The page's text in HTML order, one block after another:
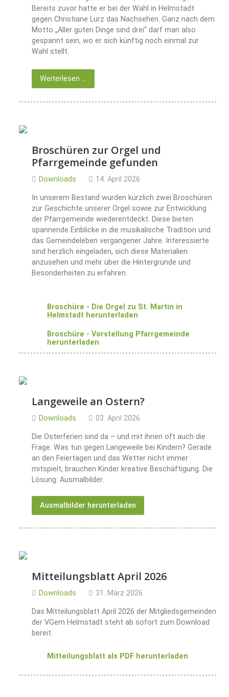
Bereits zuvor hatte er bei der Wahl in Helmstadt
gegen Christiane Lurz das Nachsehen. Ganz nach dem
Motto „Aller guten Dinge sind drei“ darf man also
gespannt sein, wo er sich künftig noch einmal zur
Wahl stellt.
Weiterlesen …
Broschüren zur Orgel und
Pfarrgemeinde gefunden
Downloads 14. April 2026
In unserem Bestand wurden kürzlich zwei Broschüren
zur Geschichte unserer Orgel sowie zur Entwicklung
der Pfarrgemeinde wiederentdeckt. Diese bieten
spannende Einblicke in die musikalische Tradition und
das Gemeindeleben vergangener Jahre. Interessierte
sind herzlich eingeladen, sich diese Materialien
anzusehen und mehr über die Hintergründe und
Besonderheiten zu erfahren.
Broschüre - Die Orgel zu St. Martin in
Helmstadt herunterladen
Broschüre - Vorstellung Pfarrgemeinde
herunterladen
Langeweile an Ostern?
Downloads 03. April 2026
Die Osterferien sind da – und mit ihnen oft auch die
Frage: Was tun gegen Langeweile bei Kindern? Gerade
an den Feiertagen und das Wetter nicht immer
mitspielt, brauchen Kinder kreative Beschäftigung. Die
Lösung: Ausmalbilder.
Ausmalbilder herunterladen
Mitteilungsblatt April 2026
Downloads 31. März 2026
Das Mitteilungsblatt April 2026 der Mitgliedsgemeinden
der VGem Helmstadt steht ab sofort zum Download
bereit.
Mitteilungsblatt als PDF herunterladen